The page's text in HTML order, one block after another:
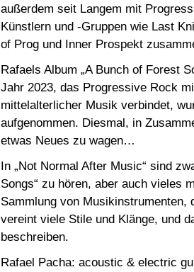
außerdem seit Langem mit
Künstlern und -Gruppen wie Last
of Prog und Inner Prospekt
Rafaels Album „A Bunch of Forest
Jahr 2023, das Progressive Rock
mittelalterlicher Musik verbindet,
aufgenommen. Diesmal, in
etwas Neues zu wagen…
In „Not Normal After Music“ sind
Songs“ zu hören, aber auch vieles
Sammlung von Musikinstrumenten,
vereint viele Stile und Klänge, und
beschreiben.
Rafael Pacha: acoustic & electric